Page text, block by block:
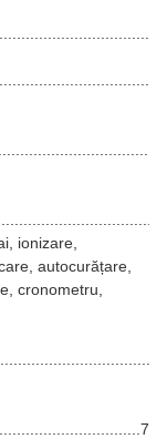
ionizare,
autocurățare,
cronometru,